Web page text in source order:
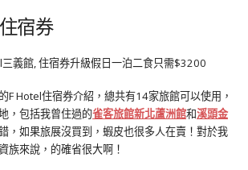
宿券
F Hotel住宿券介紹，總共有14家旅館可以使用，
，包括我曾住過的雀客旅館新北蘆洲館和溪頭金
，如果旅展沒買到，蝦皮也很多人在賣！對於我
族來說，的確省很大啊！